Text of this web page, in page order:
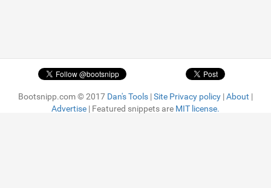
Bootsnipp.com © 2017 Dan's Tools |Site Privacy policy |About |
Advertise | Featured snippets are MIT license.